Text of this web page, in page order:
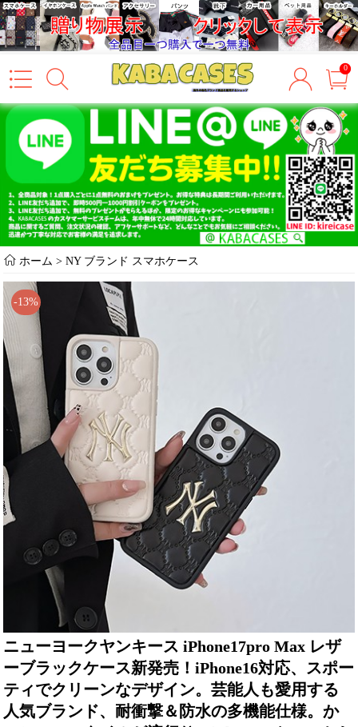
0
ホーム >NY ブランド スマホケース
-13%
ニューヨークヤンキース iPhone17pro Max レザ
ーブラックケース新発売！iPhone16対応、スポー
ティでクリーンなデザイン。芸能人も愛用する
人気ブランド、耐衝撃＆防水の多機能仕様。か